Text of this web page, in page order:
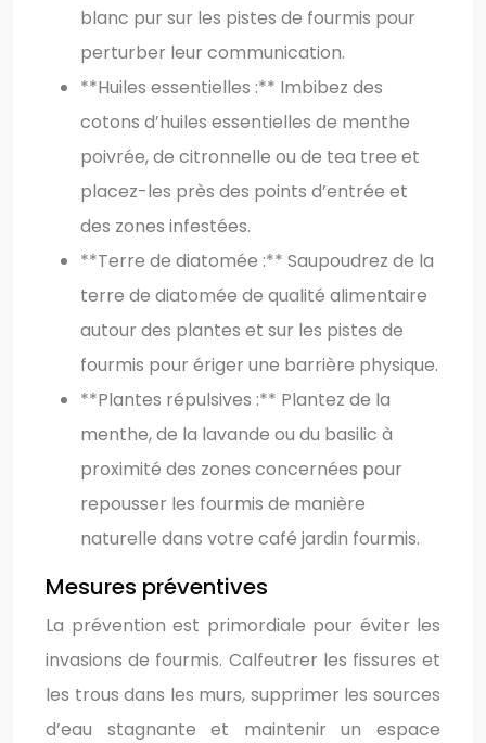
blanc pur sur les pistes de fourmis pour
perturber leur communication.
**Huiles essentielles :** Imbibez des
cotons d’huiles essentielles de menthe
poivrée, de citronnelle ou de tea tree et
placez-les près des points d’entrée et
des zones infestées.
**Terre de diatomée :** Saupoudrez de la
terre de diatomée de qualité alimentaire
autour des plantes et sur les pistes de
fourmis pour ériger une barrière physique.
**Plantes répulsives :** Plantez de la
menthe, de la lavande ou du basilic à
proximité des zones concernées pour
repousser les fourmis de manière
naturelle dans votre café jardin fourmis.
Mesures préventives
La prévention est primordiale pour éviter les
invasions de fourmis. Calfeutrer les fissures et
les trous dans les murs, supprimer les sources
d’eau stagnante et maintenir un espace